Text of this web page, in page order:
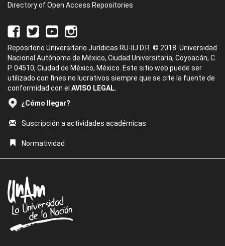
Directory of Open Access Repositories
Repositorio Universitario Jurídicas RU-IIJ D.R. © 2018. Universidad
Nacional Autónoma de México, Ciudad Universitaria, Coyoacán, C.
P. 04510, Ciudad de México, México. Este sitio web puede ser
utilizado con fines no lucrativos siempre que se cite la fuente de
conformidad con el AVISO LEGAL.
¿Cómo llegar?
Suscripción a actividades académicas
Normatividad